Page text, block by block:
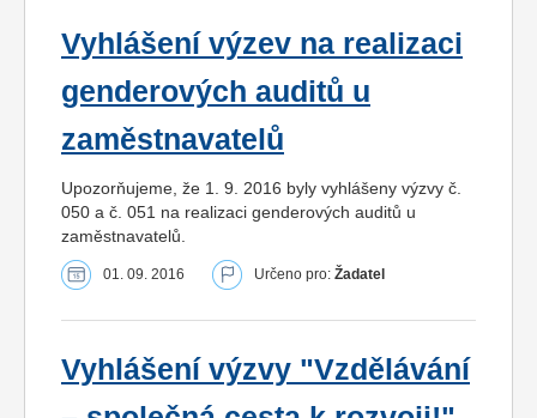
Vyhlášení výzev na realizaci
genderových auditů u
zaměstnavatelů
Upozorňujeme, že 1. 9. 2016 byly vyhlášeny výzvy č.
050 a č. 051 na realizaci genderových auditů u
zaměstnavatelů.
01. 09. 2016 Určeno pro: Žadatel
Vyhlášení výzvy "Vzdělávání